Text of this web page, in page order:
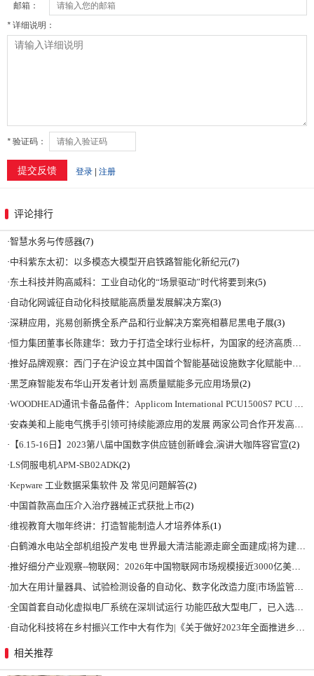
评论排行
·智慧水务与传感器(7)
·中科紫东太初：以多模态大模型开启铁路智能化新纪元(7)
·东土科技并购高威科：工业自动化的“场景驱动”时代将要到来(5)
· 自动化网诚征自动化科技赋能高质量发展解决方案(3)
·深耕应用，兆易创新携全系产品和行业解决方案亮相慕尼黑电子展(3)
·恒力集团董事长陈建华：致力于打造全球行业标杆，为国家的经济高质量发展贡献更大力量|上海电气集团党委书记、董事长吴磊来访
·推好品牌观察：西门子在沪设立其中国首个智能基础设施数字化赋能中心
·黑芝麻智能发布华山开发者计划 高质量赋能多元应用场景(2)
·WOODHEAD通讯卡备品备件：Applicom International PCU1500S7 PCU 1500 S7 V4.5.0
·安森美和上能电气携手引领可持续能源应用的发展 两家公司合作开发高性能储能和太阳能组串式逆变器方案 以实现可持续的未来
· 【6.15-16日】2023第八届中国数字供应链创新峰会,演讲大咖阵容官宣(2)
·LS伺服电机APM-SB02ADK(2)
·Kepware 工业数据采集软件 及 常见问题解答(2)
·中国首款高血压介入治疗器械正式获批上市(2)
·维视教育大咖年终讲：打造智能制造人才培养体系(1)
·白鹤滩水电站全部机组投产发电 世界最大清洁能源走廊全面建成|将为建设新型能源体系、保障国家能源安全、实现“双碳”目标提供有力支撑
·推好细分产业观察--物联网：2026年中国物联网市场规模接近3000亿美元 智慧工厂、智慧城市、智慧电网等将占60%以上
·加大在用计量器具、试验检测设备的自动化、数字化改造力度|市场监管总局 工业和信息化部 关于促进企业计量能力提升的指导意见
·全国首套自动化虚拟电厂系统在深圳试运行 功能匹敌大型电厂，已入选国际典型案例
· 自动化科技将在乡村振兴工作中大有作为|《关于做好2023年全面推进乡村振兴重点工作的意见》发布
相关推荐